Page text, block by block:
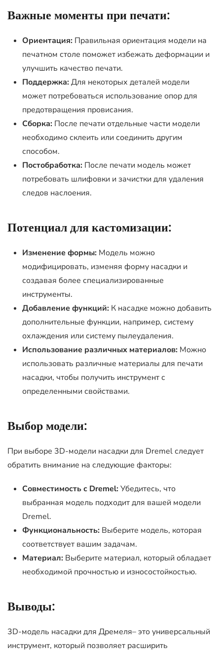
Важные моменты при печати:
Ориентация: Правильная ориентация модели на
печатном столе поможет избежать деформации и
улучшить качество печати.
Поддержка:Для некоторых деталей модели
может потребоваться использование опор для
предотвращения провисания.
Сборка: После печати отдельные части модели
необходимо склеить или соединить другим
способом.
Постобработка: После печати модель может
потребовать шлифовки и зачистки для удаления
следов наслоения.
Потенциал для кастомизации:
Изменение формы: Модель можно
модифицировать, изменяя форму насадки и
создавая более специализированные
инструменты.
Добавление функций: К насадке можно добавить
дополнительные функции, например, систему
охлаждения или систему пылеудаления.
Использование различных материалов: Можно
использовать различные материалы для печати
насадки, чтобы получить инструмент с
определенными свойствами.
Выбор модели:
При выборе 3D-модели насадки для Dremel следует
обратить внимание на следующие факторы:
Совместимость с Dremel:Убедитесь, что
выбранная модель подходит для вашей модели
Dremel.
Функциональность: Выберите модель, которая
соответствует вашим задачам.
Материал: Выберите материал, который обладает
необходимой прочностью и износостойкостью.
Выводы:
3D-модель насадки для Дремеля– это универсальный
инструмент, который позволяет расширить